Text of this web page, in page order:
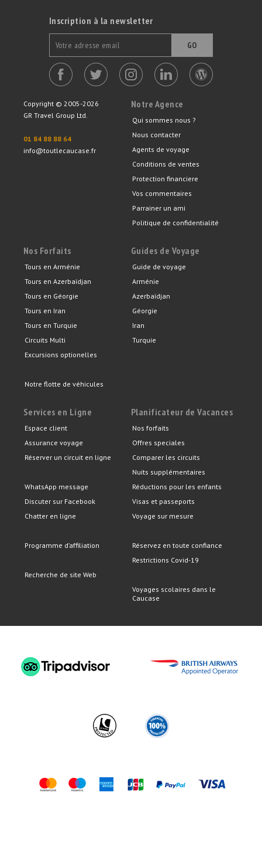
Inscription à la newsletter
GO
Copyright © 2005-2026
GR Travel Group Ltd.
01 84 88 88 64
info@toutlecaucase.fr
Notre Agence
Qui sommes nous ?
Nous contacter
Agents de voyage
Conditions de ventes
Protection financiere
Vos commentaires
Parrainer un ami
Politique de confidentialité
Nos Forfaits
Tours en Arménie
Tours en Azerbaïdjan
Tours en Géorgie
Tours en Iran
Tours en Turquie
Circuits Multi
Excursions optionelles
Notre flotte de véhicules
Guides de Voyage
Guide de voyage
Arménie
Azerbaïdjan
Géorgie
Iran
Turquie
Services en Ligne
Espace client
Assurance voyage
Réserver un circuit en ligne
WhatsApp message
Discuter sur Facebook
Chatter en ligne
Programme d’affiliation
Recherche de site Web
Planificateur de Vacances
Nos forfaits
Offres speciales
Comparer les circuits
Nuits supplémentaires
Réductions pour les enfants
Visas et passeports
Voyage sur mesure
Réservez en toute confiance
Restrictions Covid-19
Voyages scolaires dans le
Caucase